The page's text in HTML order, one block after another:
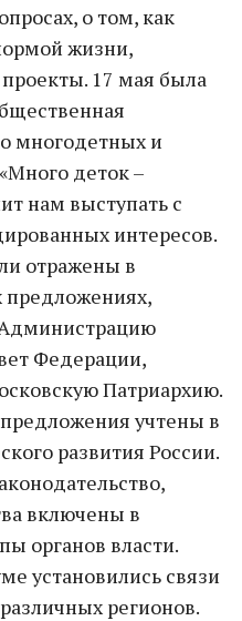
о том, как
жизни,
17 мая была
многодетных и
деток –
нам выступать с
интересов.
отражены в
предложениях,
Федерации,
Патриархию.
учтены в
развития России.
включены в
органов власти.
установились связи
регионов.